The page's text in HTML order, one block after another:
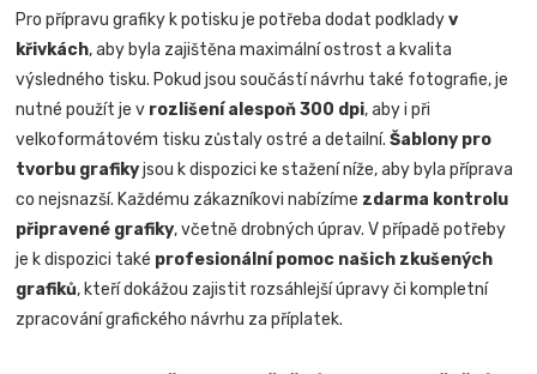
Pro přípravu grafiky k potisku je potřeba dodat podkladyv
křivkách, aby byla zajištěna maximální ostrost a kvalita
výsledného tisku. Pokud jsou součástí návrhu také fotografie, je
nutné použít je v rozlišení alespoň 300 dpi, aby i při
velkoformátovém tisku zůstaly ostré a detailní.Šablony pro
tvorbu grafikyjsou k dispozici ke stažení níže, aby byla příprava
co nejsnazší. Každému zákazníkovi nabízíme zdarma kontrolu
připravené grafiky, včetně drobných úprav. V případě potřeby
je k dispozici také profesionální pomoc našich zkušených
grafiků, kteří dokážou zajistit rozsáhlejší úpravy či kompletní
zpracování grafického návrhu za příplatek.